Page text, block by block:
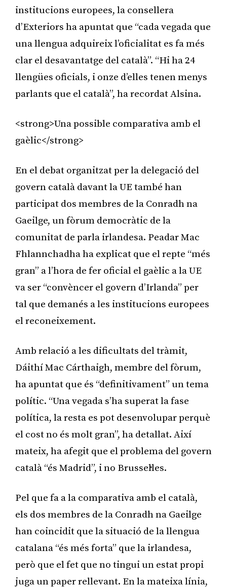
institucions europees, la consellera
d’Exteriors ha apuntat que “cada vegada que
una llengua adquireix l’oficialitat es fa més
clar el desavantatge del català”. “Hi ha 24
llengües oficials, i onze d’elles tenen menys
parlants que el català”, ha recordat Alsina.
<strong>Una possible comparativa amb el
gaèlic</strong>
En el debat organitzat per la delegació del
govern català davant la UE també han
participat dos membres de la Conradh na
Gaeilge, un fòrum democràtic de la
comunitat de parla irlandesa. Peadar Mac
Fhlannchadha ha explicat que el repte “més
gran” a l’hora de fer oficial el gaèlic a la UE
va ser “convèncer el govern d’Irlanda” per
tal que demanés a les institucions europees
el reconeixement.
Amb relació a les dificultats del tràmit,
Dáithí Mac Cárthaigh, membre del fòrum,
ha apuntat que és “definitivament” un tema
polític. “Una vegada s’ha superat la fase
política, la resta es pot desenvolupar perquè
el cost no és molt gran”, ha detallat. Així
mateix, ha afegit que el problema del govern
català “és Madrid”, i no Brussel·les.
Pel que fa a la comparativa amb el català,
els dos membres de la Conradh na Gaeilge
han coincidit que la situació de la llengua
catalana “és més forta” que la irlandesa,
però que el fet que no tingui un estat propi
juga un paper rellevant. En la mateixa línia,